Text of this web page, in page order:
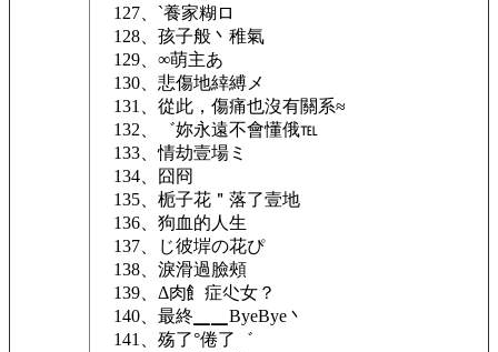
127、`養家糊ロ
128、孩子般丶稚氣
129、∞萌主あ
130、悲傷地緈縛メ
131、從此，傷痛也沒有關系≈
132、゛妳永遠不會懂俄℡
133、情劫壹場ミ
134、囧冏
135、栀子花＂落了壹地
136、狗血的人生
137、じ彼堓の花ぴ
138、淚滑過臉頰
139、Δ肉飠症尐女？
140、最終▁▁ByeBye丶
141、殇了°倦了゛